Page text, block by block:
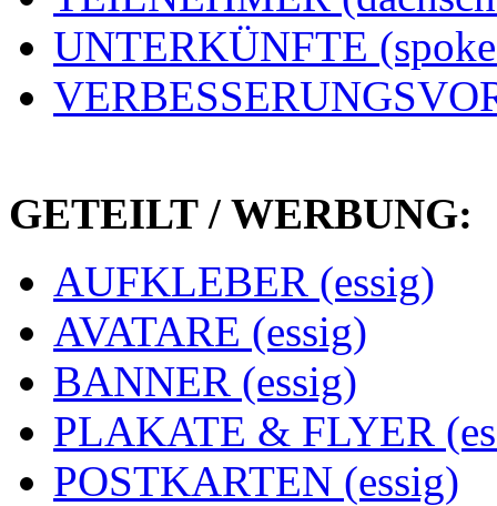
UNTERKÜNFTE
GETEILT / WERBUNG:
AUFKLEBER (essig)
AVATARE (essig)
BANNER (essig)
PLAKATE & FLYER
POSTKARTEN (essig)